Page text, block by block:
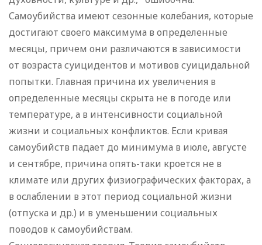
Самоубийства имеют сезонные колебания, которые
достигают своего максимума в определенные
месяцы, причем они различаются в зависимости
от возраста суицидентов и мотивов суицидальной
попытки. Главная причина их увеличения в
определенные месяцы скрыта не в погоде или
температуре, а в интенсивности социальной
жизни и социальных конфликтов. Если кривая
самоубийств падает до минимума в июле, августе
и сентябре, причина опять-таки кроется не в
климате или других физиографических факторах, а
в ослаблении в этот период социальной жизни
(отпуска и др.) и в уменьшении социальных
поводов к самоубийствам.